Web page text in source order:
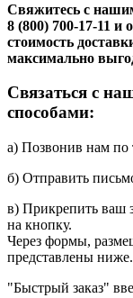
Свяжитесь с
8 (800) 700-17-11 и
стоимость
максимально
Связаться с
способами:
а) Позвонив нам по
б) Отправить
в) Прикрепить ваш
на кнопку.
Через формы,
представлены ниже.
"Быстрый заказ"